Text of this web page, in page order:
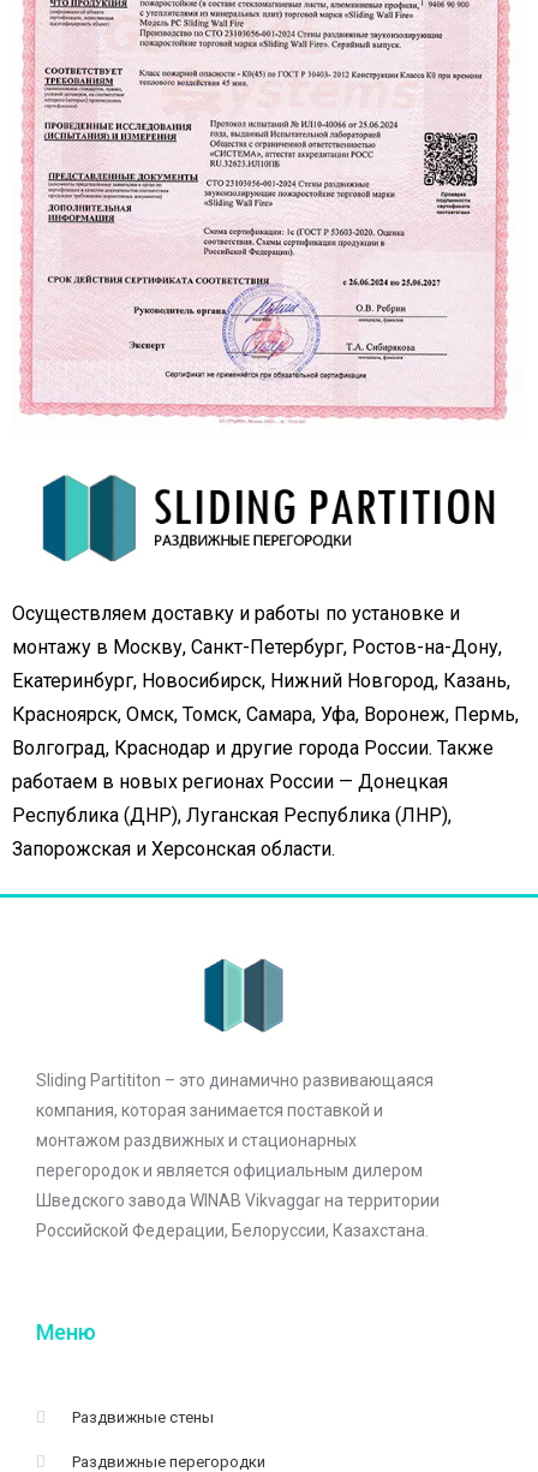
Осуществляем доставку и работы по установке и
монтажу в Москву, Санкт-Петербург, Ростов-на-Дону,
Екатеринбург, Новосибирск, Нижний Новгород, Казань,
Красноярск, Омск, Томск, Самара, Уфа, Воронеж, Пермь,
Волгоград, Краснодар и другие города России. Также
работаем в новых регионах России — Донецкая
Республика (ДНР), Луганская Республика (ЛНР),
Запорожская и Херсонская области.
Sliding Partititon – это динамично развивающаяся
компания, которая занимается поставкой и
монтажом раздвижных и стационарных
перегородок и является официальным дилером
Шведского завода WINAB Vikvaggar на территории
Российской Федерации, Белоруссии, Казахстана.
Меню
Раздвижные стены
Раздвижные перегородки